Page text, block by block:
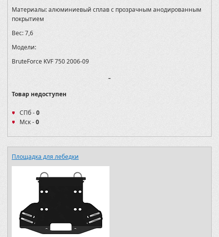
Материалы:алюминиевый сплав с прозрачным анодированным
покрытием
Вес:7,6
Модели:
BruteForce KVF 750 2006-09
-
Товар недоступен
СПб -0
Мск -0
Площадка для лебедки